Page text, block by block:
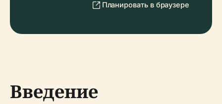
Планировать в браузере
Введение